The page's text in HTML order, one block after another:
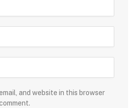
and website in this browser